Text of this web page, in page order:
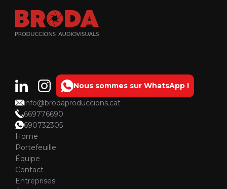
Nous sommes sur WhatsApp !
info@brodaproduccions.cat
669776690
690732305
Home
Portefeuille
Équipe
Contact
Entreprises